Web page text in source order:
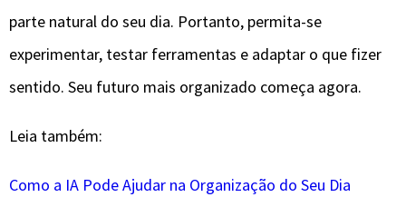
parte natural do seu dia. Portanto, permita-se
experimentar, testar ferramentas e adaptar o que fizer
sentido. Seu futuro mais organizado começa agora.
Leia também:
Como a IA Pode Ajudar na Organização do Seu Dia